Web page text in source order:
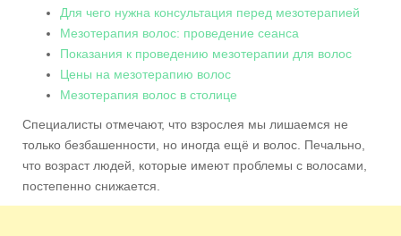
Для чего нужна консультация перед мезотерапией
Мезотерапия волос: проведение сеанса
Показания к проведению мезотерапии для волос
Цены на мезотерапию волос
Мезотерапия волос в столице
Специалисты отмечают, что взрослея мы лишаемся не
только безбашенности, но иногда ещё и волос. Печально,
что возраст людей, которые имеют проблемы с волосами,
постепенно снижается.